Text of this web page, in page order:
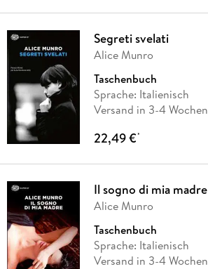
Segreti svelati
Alice Munro
Taschenbuch
Sprache: Italienisch
Versand in 3-4 Wochen
22,49 €*
Il sogno di mia madre
Alice Munro
Taschenbuch
Sprache: Italienisch
Versand in 3-4 Wochen